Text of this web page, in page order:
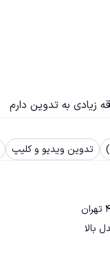
زیادی به تدوین دارم
تدوین ویدیو و کلیپ
بالا